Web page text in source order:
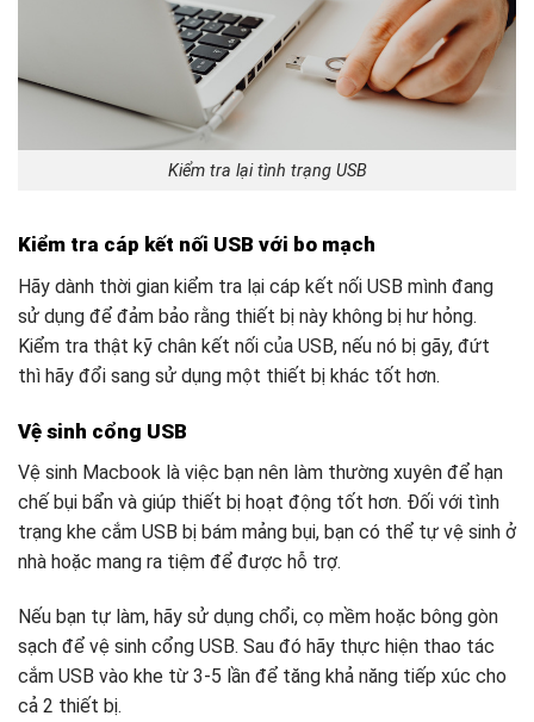
Kiểm tra lại tình trạng USB
Kiểm tra cáp kết nối USB với bo mạch
Hãy dành thời gian kiểm tra lại cáp kết nối USB mình đang
sử dụng để đảm bảo rằng thiết bị này không bị hư hỏng.
Kiểm tra thật kỹ chân kết nối của USB, nếu nó bị gãy, đứt
thì hãy đổi sang sử dụng một thiết bị khác tốt hơn.
Vệ sinh cổng USB
Vệ sinh Macbook là việc bạn nên làm thường xuyên để hạn
chế bụi bẩn và giúp thiết bị hoạt động tốt hơn. Đối với tình
trạng khe cắm USB bị bám mảng bụi, bạn có thể tự vệ sinh ở
nhà hoặc mang ra tiệm để được hỗ trợ.
Nếu bạn tự làm, hãy sử dụng chổi, cọ mềm hoặc bông gòn
sạch để vệ sinh cổng USB. Sau đó hãy thực hiện thao tác
cắm USB vào khe từ 3-5 lần để tăng khả năng tiếp xúc cho
cả 2 thiết bị.